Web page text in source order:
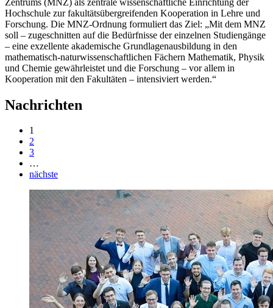
Hochschule zur fakultätsübergreifenden Kooperation in Lehre und
Forschung. Die MNZ-Ordnung formuliert das Ziel: „Mit dem MNZ
soll – zugeschnitten auf die Bedürfnisse der einzelnen Studiengänge
– eine exzellente akademische Grundlagenausbildung in den
mathematisch-naturwissenschaftlichen Fächern Mathematik, Physik
und Chemie gewährleistet und die Forschung – vor allem in
Kooperation mit den Fakultäten – intensiviert werden.“
Nachrichten
1
2
3
…
nächste